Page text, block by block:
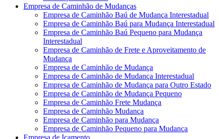
Empresa de Caminhão de Mudanças
Empresa de Caminhão Baú de Mudança Interestadual
Empresa de Caminhão Baú para Mudança Interestadual
Empresa de Caminhão Baú Pequeno para Mudança
Interestadual
Empresa de Caminhão de Frete e Aproveitamento de
Mudança
Empresa de Caminhão de Mudança
Empresa de Caminhão de Mudança Interestadual
Empresa de Caminhão de Mudança para Outro Estado
Empresa de Caminhão de Mudança Pequeno
Empresa de Caminhão Frete Mudança
Empresa de Caminhão Mudança
Empresa de Caminhão para Mudança
Empresa de Caminhão Pequeno para Mudança
Empresa de Içamento